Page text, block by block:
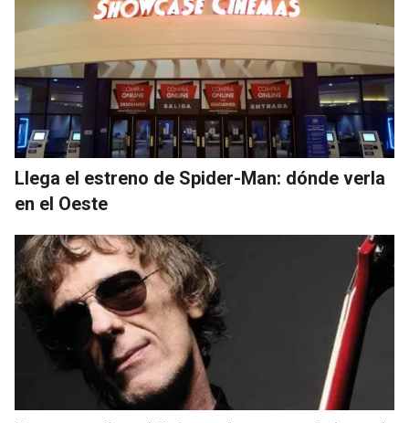
Llega el estreno de Spider-Man: dónde verla
en el Oeste